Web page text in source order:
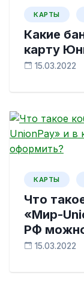
КАРТЫ
Какие
карту
15.03.2022
КАРТЫ
Что
«Мир-
РФ
15.03.2022